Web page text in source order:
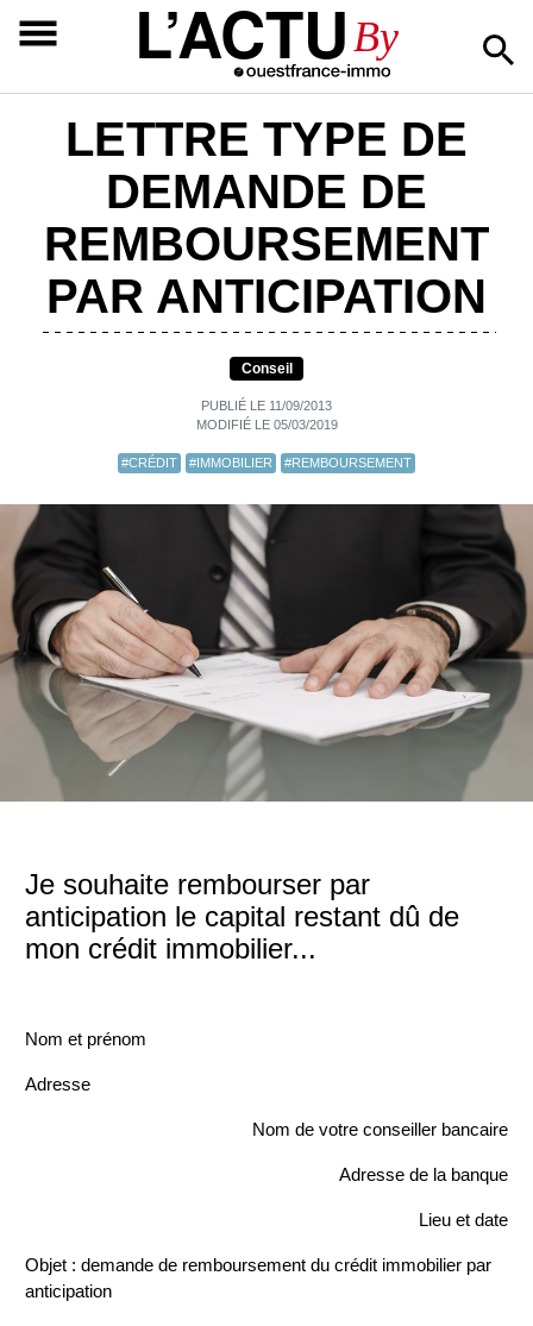
L’ACTUBy
LETTRE TYPE DE
DEMANDE DE
REMBOURSEMENT
PAR ANTICIPATION
Conseil
PUBLIÉ LE 11/09/2013
MODIFIÉ LE 05/03/2019
#CRÉDIT #IMMOBILIER #REMBOURSEMENT
Je souhaite rembourser par
anticipation le capital restant dû de
mon crédit immobilier...
Nom et prénom
Adresse
Nom de votre conseiller bancaire
Adresse de la banque
Lieu et date
Objet : demande de remboursement du crédit immobilier par
anticipation